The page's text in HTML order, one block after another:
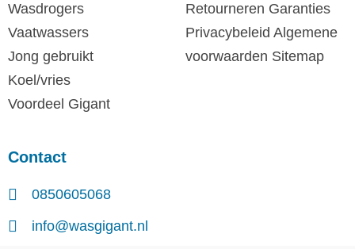
Wasdrogers
Vaatwassers
Jong gebruikt
Koel/vries
Voordeel Gigant
Retourneren Garanties
Privacybeleid Algemene
voorwaarden Sitemap
Contact
0850605068
info@wasgigant.nl